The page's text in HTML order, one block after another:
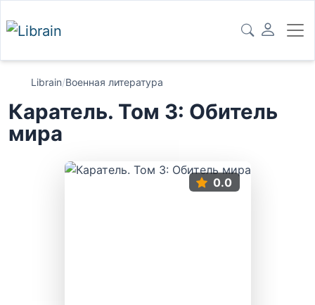
Librain/Военная литература
Каратель. Том 3: Обитель
мира
0.0